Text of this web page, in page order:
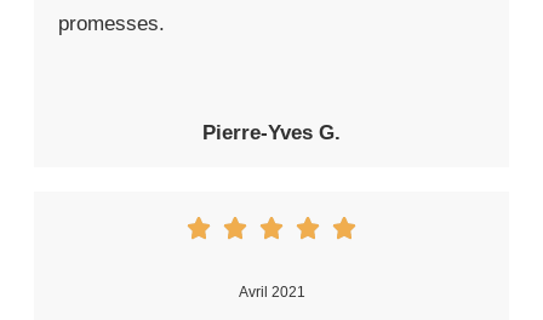
promesses.
Pierre-Yves G.
Avril 2021